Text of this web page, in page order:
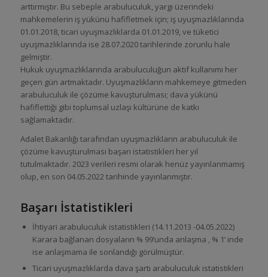
arttırmıştır. Bu sebeple arabuluculuk, yargı üzerindeki
mahkemelerin iş yükünü hafifletmek için; iş uyuşmazlıklarında
01.01.2018, ticari uyuşmazlıklarda 01.01.2019, ve tüketici
uyuşmazlıklarında ise 28.07.2020 tarihlerinde zorunlu hale
gelmiştir.
Hukuk uyuşmazlıklarında arabuluculuğun aktif kullanımı her
geçen gün artmaktadır. Uyuşmazlıkların mahkemeye gitmeden
arabuluculuk ile çözüme kavuşturulması; dava yükünü
hafiflettiği gibi toplumsal uzlaşı kültürüne de katkı
sağlamaktadır.
Adalet Bakanlığı tarafından uyuşmazlıkların arabuluculuk ile
çözüme kavuşturulması başarı istatistikleri her yıl
tutulmaktadır. 2023 verileri resmi olarak henüz yayınlanmamış
olup, en son 04.05.2022 tarihinde yayınlanmıştır.
Başarı İstatistikleri
İhtiyari arabuluculuk istatistikleri (14.11.2013 -04.05.2022)
Karara bağlanan dosyaların % 99’unda anlaşma , % 1’ inde
ise anlaşmama ile sonlandığı görülmüştür.
Ticari uyuşmazlıklarda dava şartı arabuluculuk istatistikleri